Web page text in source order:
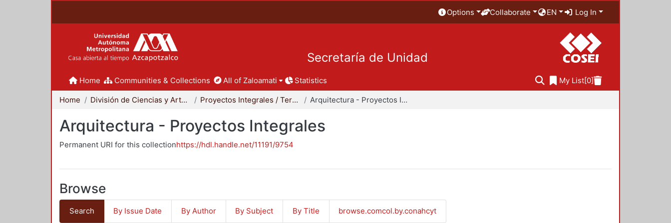
Options Collaborate EN Log In
Secretaría de Unidad
Home Communities & Collections All of Zaloamati Statistics My List[0]
Home División de Ciencias y Artes para el Diseño Proyectos Integrales / Terminales - Licenciatura Arquitectura - Proyectos Integrales
Arquitectura - Proyectos Integrales
Permanent URI for this collectionhttps://hdl.handle.net/11191/9754
Browse
Search By Issue Date By Author By Subject By Title browse.comcol.by.conahcyt